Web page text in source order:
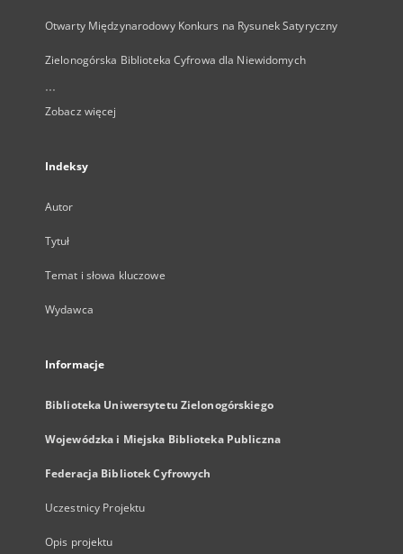
Otwarty Międzynarodowy Konkurs na Rysunek Satyryczny
Zielonogórska Biblioteka Cyfrowa dla Niewidomych
...
Zobacz więcej
Indeksy
Autor
Tytuł
Temat i słowa kluczowe
Wydawca
Informacje
Biblioteka Uniwersytetu Zielonogórskiego
Wojewódzka i Miejska Biblioteka Publiczna
Federacja Bibliotek Cyfrowych
Uczestnicy Projektu
Opis projektu